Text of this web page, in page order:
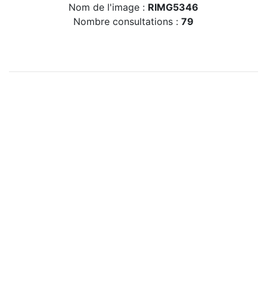
Nom de l'image : RIMG5346
Nombre consultations : 79